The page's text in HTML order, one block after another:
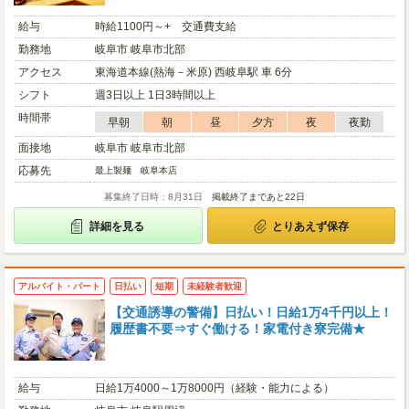
給与
時給1100円～+ 交通費支給
勤務地
岐阜市 岐阜市北部
アクセス
東海道本線(熱海－米原) 西岐阜駅 車 6分
シフト
週3日以上 1日3時間以上
時間帯
早朝 朝 昼 夕方 夜
夜勤
面接地
岐阜市 岐阜市北部
応募先
最上製麺 岐阜本店
募集終了日時：8月31日 掲載終了まであと22日
詳細を見る とりあえず保存
アルバイト・パート 日払い 短期 未経験者歓迎
【交通誘導の警備】日払い！日給1万4千円以上！
履歴書不要⇒すぐ働ける！家電付き寮完備★
給与
日給1万4000～1万8000円（経験・能力による）